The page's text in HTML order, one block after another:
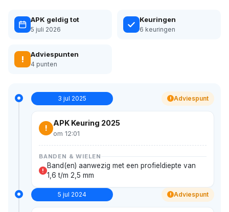
APK geldig tot
5 juli 2026
Keuringen
6 keuringen
! Adviespunten
4 punten
3 jul 2025 ! Adviespunt
!
APK Keuring 2025
om 12:01
BANDEN & WIELEN
!
Band(en) aanwezig met een profieldiepte van
1,6 t/m 2,5 mm
5 jul 2024 ! Adviespunt